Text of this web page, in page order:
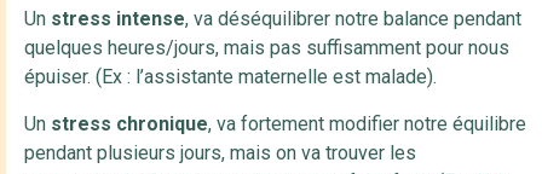
Un stress intense, va déséquilibrer notre balance pendant
quelques heures/jours, mais pas suffisamment pour nous
épuiser. (Ex : l’assistante maternelle est malade).
Un stress chronique, va fortement modifier notre équilibre
pendant plusieurs jours, mais on va trouver les